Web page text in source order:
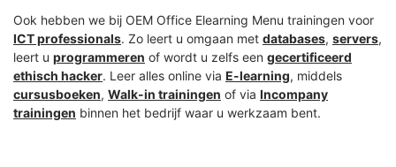
Ook hebben we bij OEM Office Elearning Menu trainingen voor
ICT professionals. Zo leert u omgaan met databases, servers,
leert u programmeren of wordt u zelfs een gecertificeerd
ethisch hacker. Leer alles online via E-learning, middels
cursusboeken, Walk-in trainingen of via Incompany
trainingen binnen het bedrijf waar u werkzaam bent.